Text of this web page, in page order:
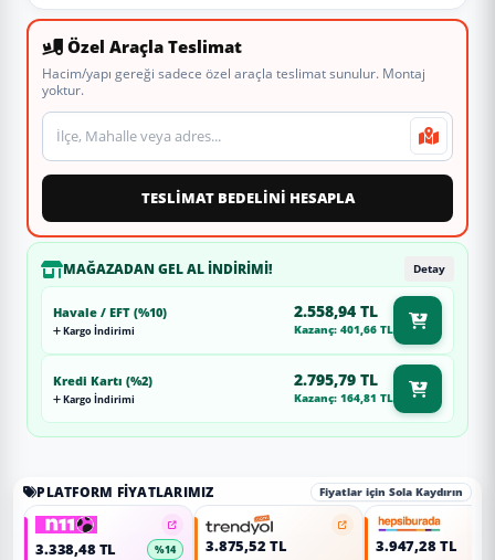
Özel Araçla Teslimat
Hacim/yapı gereği sadece özel araçla teslimat sunulur. Montaj
yoktur.
Teslimat veya montaj adresi
TESLİMAT BEDELİNİ HESAPLA
MAĞAZADAN GEL AL İNDIRIMI! Detay
Havale / EFT (%10)
Kargo İndirimi
2.558,94 TL
Kazanç: 401,66 TL
Kredi Kartı (%2)
Kargo İndirimi
2.795,79 TL
Kazanç: 164,81 TL
PLATFORM FIYATLARIMIZ Fiyatlar için Sola Kaydırın
3.338,48 TL
%14
3.875,52 TL 3.947,28 TL